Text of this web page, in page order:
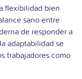
flexibilidad bien
sano entre
de responder a
adaptabilidad se
trabajadores como